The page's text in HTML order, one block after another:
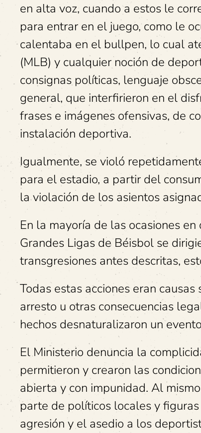
en alta voz, cuando a estos le
para entrar en el juego, como le
calentaba en el bullpen, lo cual
(MLB) y cualquier noción de
consignas políticas, lenguaje
general, que interfirieron en el
frases e imágenes ofensivas, de
instalación deportiva.
Igualmente, se violó
para el estadio, a partir del
la violación de los asientos
En la mayoría de las ocasiones
Grandes Ligas de Béisbol se
transgresiones antes descritas,
Todas estas acciones eran
arresto u otras consecuencias
hechos desnaturalizaron un
El Ministerio denuncia la
permitieron y crearon las
abierta y con impunidad. Al
parte de políticos locales y
agresión y el asedio a los